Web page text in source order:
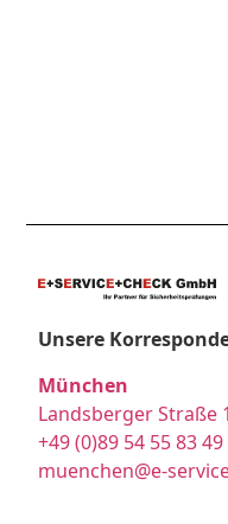
Unsere
München
Landsberger Straße
+49 (0)89 54 55 83 49
muenchen@e-